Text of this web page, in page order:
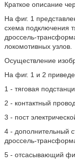
Краткое описание
На фиг. 1
схема подключения
дроссель-
локомотивных узлов.
Осуществление
На фиг. 1 и 2
1 - тяговая
2 - контактный
3 - пост
4 - дополнительный
дроссель-
5 - отсасывающий